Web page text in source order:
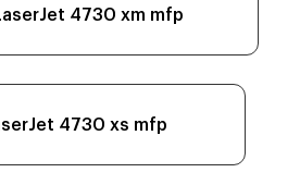
4730 xm mfp
4730 xs mfp